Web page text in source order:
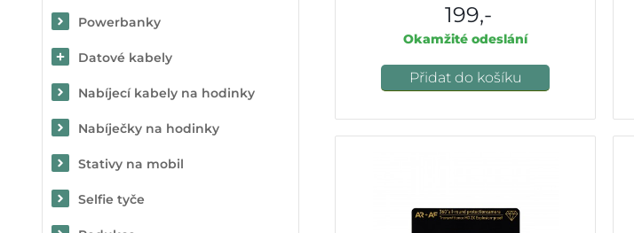
Powerbanky
Datové kabely
Nabíjecí kabely na hodinky
Nabíječky na hodinky
Stativy na mobil
Selfie tyče
199,-
Okamžité odeslání
Přidat do košíku